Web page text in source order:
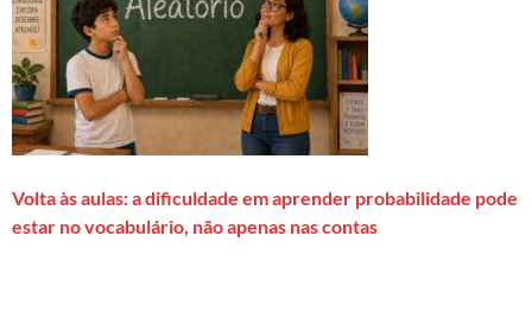
Volta às aulas: a dificuldade em aprender probabilidade pode
estar no vocabulário, não apenas nas contas